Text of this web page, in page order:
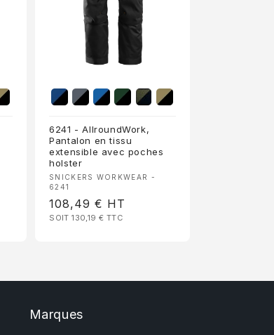
6241 - AllroundWork,
Pantalon en tissu
extensible avec poches
holster
Fournisseur :
SNICKERS WORKWEAR -
6241
Prix
habituel
108,49 € HT
SOIT 130,19 € TTC
Marques